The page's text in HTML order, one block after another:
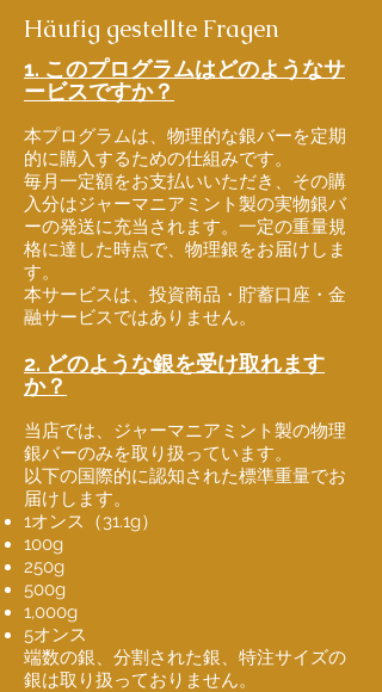
Häufig gestellte Fragen
1. このプログラムはどのようなサ
ービスですか？
本プログラムは、物理的な銀バーを定期
的に購入するための仕組みです。
毎月一定額をお支払いいただき、その購
入分はジャーマニアミント製の実物銀バ
ーの発送に充当されます。一定の重量規
格に達した時点で、物理銀をお届けしま
す。
本サービスは、投資商品・貯蓄口座・金
融サービスではありません。
2. どのような銀を受け取れます
か？
当店では、ジャーマニアミント製の物理
銀バーのみを取り扱っています。
以下の国際的に認知された標準重量でお
届けします。
1オンス（31.1g）
100g
250g
500g
1,000g
5オンス
端数の銀、分割された銀、特注サイズの
銀は取り扱っておりません。